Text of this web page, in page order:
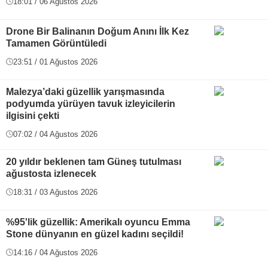
Drone Bir Balinanın Doğum Anını İlk Kez
Tamamen Görüntüledi
23:51 / 01 Ağustos 2026
Malezya’daki güzellik yarışmasında
podyumda yürüyen tavuk izleyicilerin
ilgisini çekti
07:02 / 04 Ağustos 2026
20 yıldır beklenen tam Güneş tutulması
ağustosta izlenecek
18:31 / 03 Ağustos 2026
%95'lik güzellik: Amerikalı oyuncu Emma
Stone dünyanın en güzel kadını seçildi!
14:16 / 04 Ağustos 2026